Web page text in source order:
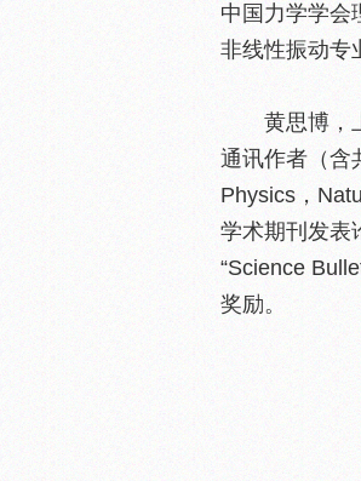
中国力学学会
非线性振动专
黄思博，
通讯作者（含
Physics，
学术期刊发表
“Science
奖励。